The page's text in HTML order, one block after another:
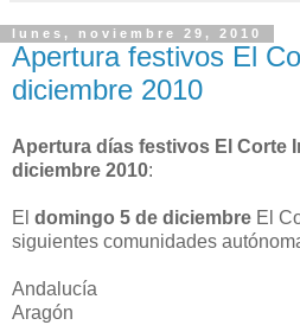
lunes, noviembre 29, 2010
Apertura festivos El
diciembre 2010
Apertura días festivos El Corte
diciembre 2010:
El domingo 5 de diciembre El
siguientes comunidades
Andalucía
Aragón